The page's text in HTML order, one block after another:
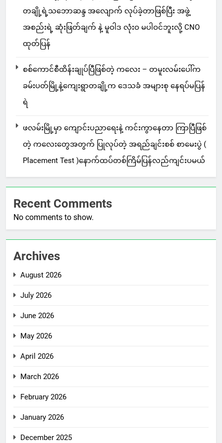
တချို့ရဲ့သဘောဆန္ဒ အလျောက် လုပ်ခဲ့တာဖြစ်ပြီး အဖွဲ့
အစည်းရဲ့ ဆုံးဖြတ်ချက် နဲ့ မူဝါဒ လုံးဝ မပါဝင်ဘူးလို့ CNO
ထုတ်ပြန်
စစ်ကောင်စီထိန်းချုပ်ပြီဖြစ်တဲ့ ကလေး – တမူးလမ်းပေါ်က
ခမ်းပတ်မြို့နဲ့ကျေးရွာတချို့က ဒေသခံ အများစု နေရပ်မပြန်
ရဲ
ဖလမ်းမြို့မှာ ကျောင်းပညာရေးနဲ့ ကင်းကွာနေတာ ကြာပြီဖြစ်
တဲ့ ကလေးတွေအတွက် ပြုလုပ်တဲ့ အရည်ချင်းစစ် စာမေးပွဲ (
Placement Test )နောက်ထပ်တစ်ကြိမ်ပြန်လည်ကျင်းပမယ်
Recent Comments
No comments to show.
Archives
August 2026
July 2026
June 2026
May 2026
April 2026
March 2026
February 2026
January 2026
December 2025